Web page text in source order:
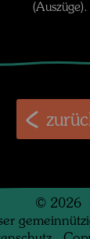
(Auszüge).
© 2026